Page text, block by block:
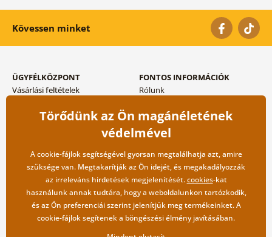
Kövessen minket
ÜGYFÉLKÖZPONT
Vásárlási feltételek
Szállítási és fizetési módok
FONTOS INFORMÁCIÓK
Rólunk
Blog
Kapcsolat
Nagykereskedelmi
együttműködés
Törődünk az Ön magánéletének
védelmével
A cookie-fájlok segítségével gyorsan megtalálhatja azt, amire
szüksége van. Megtakarítják az Ön idejét, és megakadályozzák
az irreleváns hirdetések megjelenítését.cookies-kat
használunk annak tudtára, hogy a weboldalunkon tartózkodik,
és az Ön preferenciái szerint jelenítjük meg termékeinket. A
cookie-fájlok segítenek a böngészési élmény javításában.